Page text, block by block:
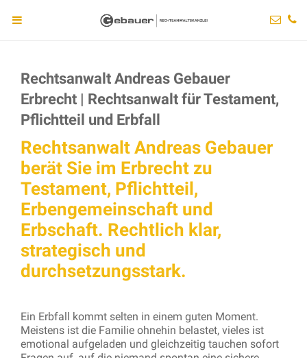
Rechtsanwalt Andreas Gebauer
Erbrecht | Rechtsanwalt für Testament,
Pflichtteil und Erbfall
Rechtsanwalt Andreas Gebauer
berät Sie im Erbrecht zu
Testament, Pflichtteil,
Erbengemeinschaft und
Erbschaft. Rechtlich klar,
strategisch und
durchsetzungsstark.
Ein Erbfall kommt selten in einem guten Moment.
Meistens ist die Familie ohnehin belastet, vieles ist
emotional aufgeladen und gleichzeitig tauchen sofort